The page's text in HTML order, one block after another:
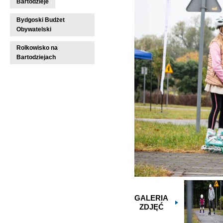
Bartodzieje
Bydgoski Budżet
Obywatelski
Rolkowisko na
Bartodziejach
GALERIA
ZDJĘĆ